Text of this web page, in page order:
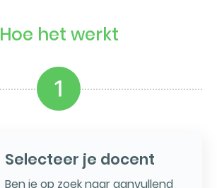
Hoe het werkt
1
Selecteer je docent
Ben je op zoek naar aanvullend